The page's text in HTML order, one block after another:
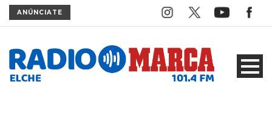
ANÚNCIATE